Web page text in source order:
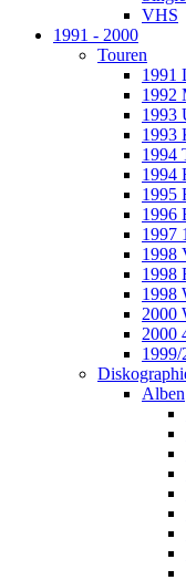
VHS
1991 - 2000
Touren
1991
1992
1993
1993
1994
1994
1995
1996
1997
1998
1998
1998
2000
2000
Alben